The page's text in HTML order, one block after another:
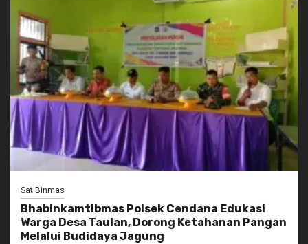
Sat Binmas
Bhabinkamtibmas Polsek Cendana Edukasi
Warga Desa Taulan, Dorong Ketahanan Pangan
Melalui Budidaya Jagung